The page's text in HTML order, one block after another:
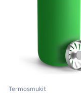
Termosmukit